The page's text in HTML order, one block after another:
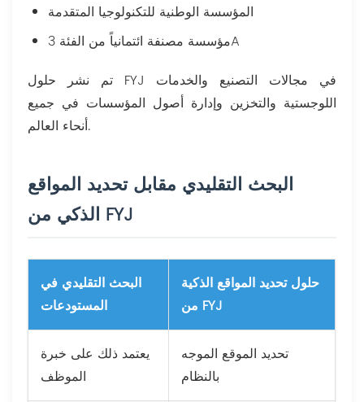
المؤسسة الوطنية للتكنولوجيا المتقدمة
مؤسسة مصنفة ائتمانياً من الفئة 3A
تم نشر حلول FYJ في مجالات التصنيع والخدمات
اللوجستية والتخزين وإدارة أصول المؤسسات في جميع
أنحاء العالم.
البحث التقليدي مقابل تحديد المواقع
الذكي من FYJ
البحث التقليدي في
المستودعات
حلول تحديد المواقع الذكية
من FYJ
يعتمد ذلك على خبرة
الموظف
تحديد الموقع الموجه
بالنظام